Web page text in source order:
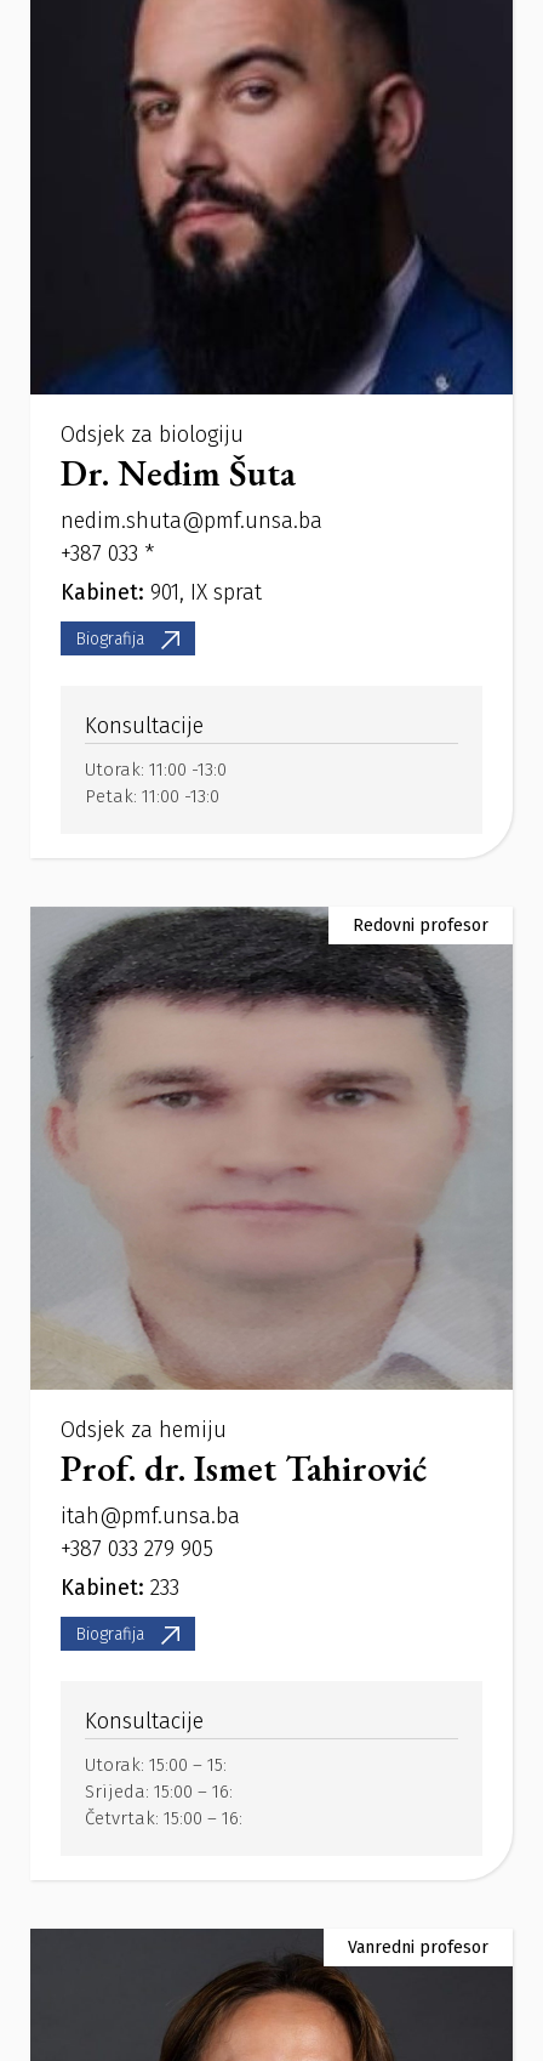
Odsjek za biologiju
Dr. Nedim Šuta
nedim.shuta@pmf.unsa.ba
+387 033 *
Kabinet: 901, IX sprat
Biografija
Konsultacije
Utorak: 11:00 -13:0
Petak: 11:00 -13:0
Redovni profesor
Odsjek za hemiju
Prof. dr. Ismet Tahirović
itah@pmf.unsa.ba
+387 033 279 905
Kabinet: 233
Biografija
Konsultacije
Utorak: 15:00 – 15:
Srijeda: 15:00 – 16:
Četvrtak: 15:00 – 16:
Vanredni profesor